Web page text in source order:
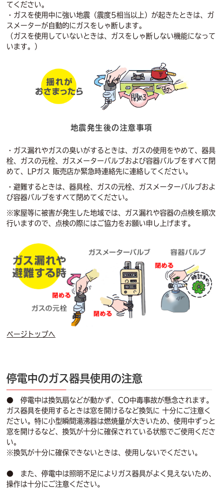
てください。
・ガスを使用中に強い地震（震度5相当以上）が起きたときは、ガ
スメーターが自動的にガスをしゃ断します。
（ガスを使用していないときは、ガスをしゃ断しない機能になって
います。）
地震発生後の注意事項
・ガス漏れやガスの臭いがするときは、ガスの使用をやめて、器具
栓、ガスの元栓、ガスメーターバルブおよび容器バルブをすべて閉
めて、LPガス 販売店か緊急時連絡先に連絡してください。
・避難するときは、器具栓、ガスの元栓、ガスメーターバルブおよ
び容器バルブをすべて閉めてください。
※家屋等に被害が発生した地域では、ガス漏れや容器の点検を順次
行いますので、点検の際にはご協力をお願い申し上げます。
ページトップへ
停電中のガス器具使用の注意
● 停電中は換気扇などが動かず、CO中毒事故が懸念されます。
ガス器具を使用するときは窓を開けるなど換気に 十分にご注意く
ださい。特に小型瞬間湯沸器は燃焼量が大きいため、使用中ずっと
窓を開けるなど、換気が十分に確保されている状態でご使用くださ
い。
※換気が十分に確保できないときは、使用しないでください。
● また、停電中は照明不足によりガス器具がよく見えないため、
操作は十分にご注意ください。